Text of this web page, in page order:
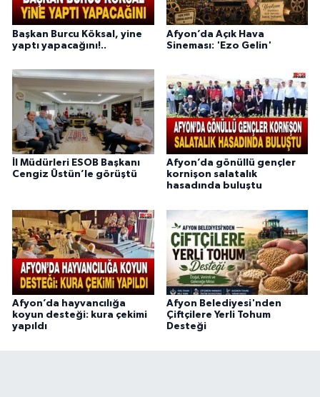
Başkan Burcu Köksal, yine
yaptı yapacağını!..
Afyon’da Açık Hava
Sineması: 'Ezo Gelin'
İl Müdürleri ESOB Başkanı
Cengiz Üstün’le görüştü
Afyon’da gönüllü gençler
kornişon salatalık
hasadında buluştu
Afyon’da hayvancılığa
koyun desteği: kura çekimi
yapıldı
Afyon Belediyesi'nden
Çiftçilere Yerli Tohum
Desteği